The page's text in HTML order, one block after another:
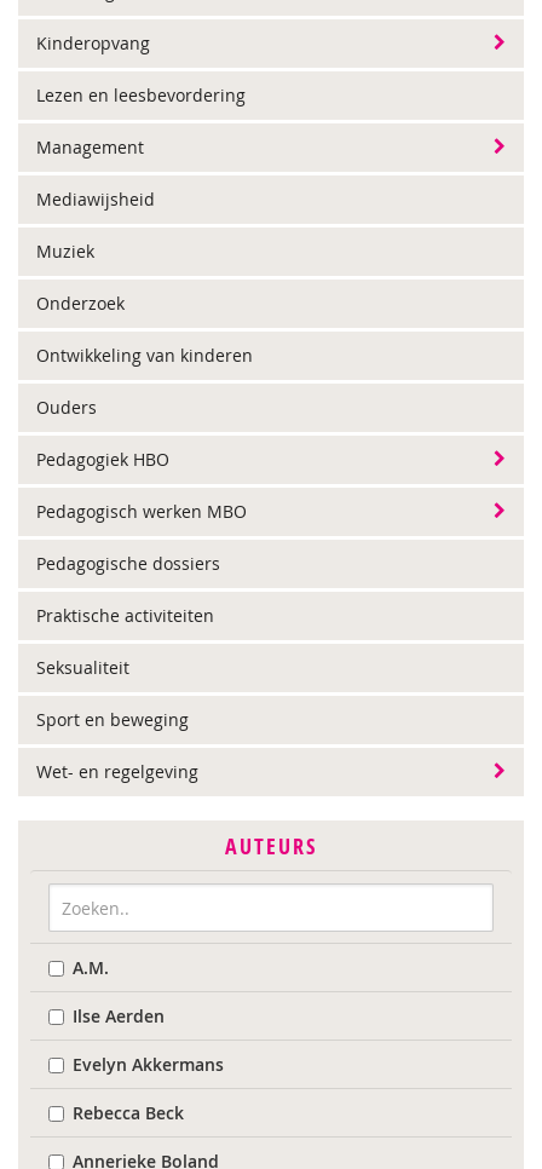
Kinderopvang
Lezen en leesbevordering
Management
Mediawijsheid
Muziek
Onderzoek
Ontwikkeling van kinderen
Ouders
Pedagogiek HBO
Pedagogisch werken MBO
Pedagogische dossiers
Praktische activiteiten
Seksualiteit
Sport en beweging
Wet- en regelgeving
AUTEURS
A.M.
Ilse Aerden
Evelyn Akkermans
Rebecca Beck
Annerieke Boland